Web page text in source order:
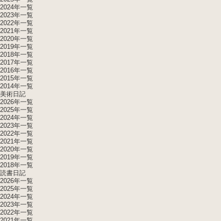
2024年一覧
2023年一覧
2022年一覧
2021年一覧
2020年一覧
2019年一覧
2018年一覧
2017年一覧
2016年一覧
2015年一覧
2014年一覧
美術日記
2026年一覧
2025年一覧
2024年一覧
2023年一覧
2022年一覧
2021年一覧
2020年一覧
2019年一覧
2018年一覧
読書日記
2026年一覧
2025年一覧
2024年一覧
2023年一覧
2022年一覧